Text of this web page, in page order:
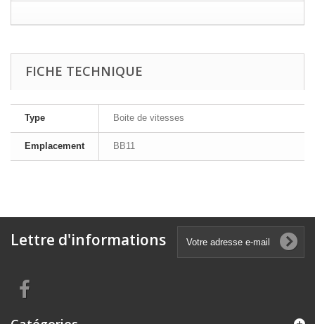
FICHE TECHNIQUE
Type Boite de vitesses
Emplacement BB11
Lettre d'informations